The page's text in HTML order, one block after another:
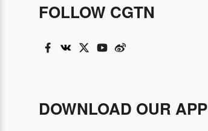
FOLLOW CGTN
DOWNLOAD OUR APP